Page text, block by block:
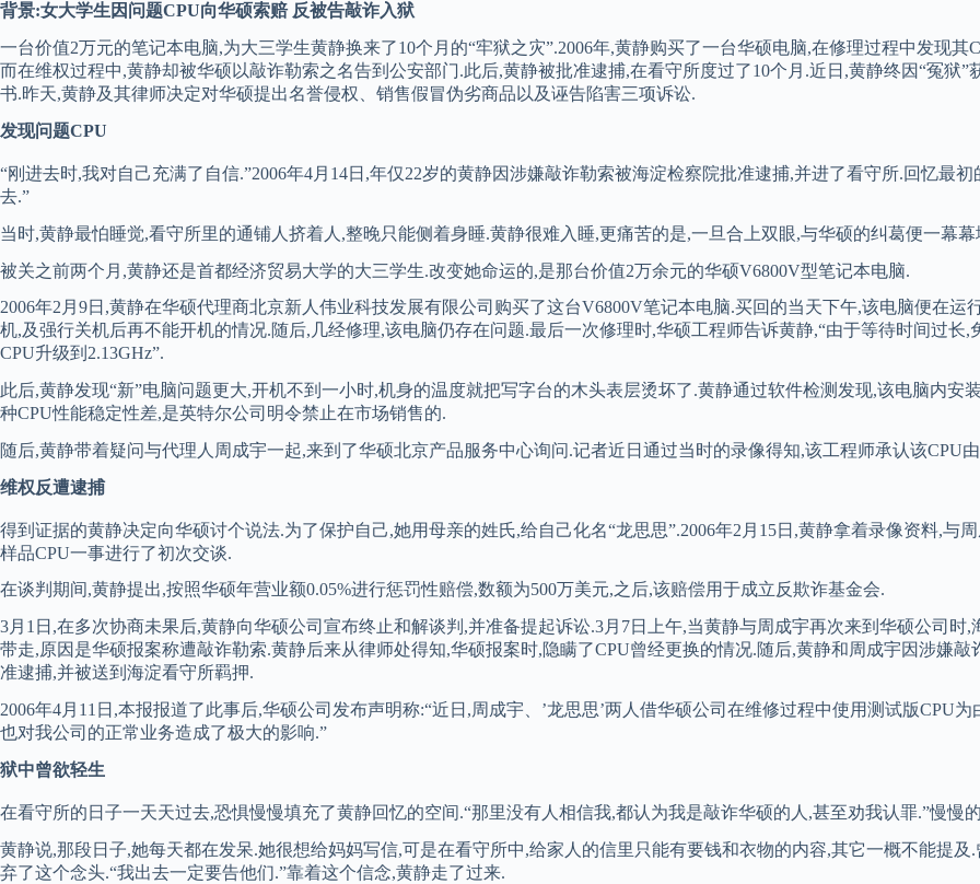
背景:女大学生因问题CPU向华硕索赔 反被告敲诈入狱
一台价值2万元的笔记本电脑,为大三学生黄静换来了10个月的“牢狱之灾”.2006年,黄静购买了一台华硕电脑,在修理过程中发现其
而在维权过程中,黄静却被华硕以敲诈勒索之名告到公安部门.此后,黄静被批准逮捕,在看守所度过了10个月.近日,黄静终因“冤狱”
书.昨天,黄静及其律师决定对华硕提出名誉侵权、销售假冒伪劣商品以及诬告陷害三项诉讼.
发现问题CPU
“刚进去时,我对自己充满了自信.”2006年4月14日,年仅22岁的黄静因涉嫌敲诈勒索被海淀检察院批准逮捕,并进了看守所.回忆最
去.”
当时,黄静最怕睡觉,看守所里的通铺人挤着人,整晚只能侧着身睡.黄静很难入睡,更痛苦的是,一旦合上双眼,与华硕的纠葛便一幕
被关之前两个月,黄静还是首都经济贸易大学的大三学生.改变她命运的,是那台价值2万余元的华硕V6800V型笔记本电脑.
2006年2月9日,黄静在华硕代理商北京新人伟业科技发展有限公司购买了这台V6800V笔记本电脑.买回的当天下午,该电脑便在运
机,及强行关机后再不能开机的情况.随后,几经修理,该电脑仍存在问题.最后一次修理时,华硕工程师告诉黄静,“由于等待时间过长,
CPU升级到2.13GHz”.
此后,黄静发现“新”电脑问题更大,开机不到一小时,机身的温度就把写字台的木头表层烫坏了.黄静通过软件检测发现,该电脑内安
种CPU性能稳定性差,是英特尔公司明令禁止在市场销售的.
随后,黄静带着疑问与代理人周成宇一起,来到了华硕北京产品服务中心询问.记者近日通过当时的录像得知,该工程师承认该CPU
维权反遭逮捕
得到证据的黄静决定向华硕讨个说法.为了保护自己,她用母亲的姓氏,给自己化名“龙思思”.2006年2月15日,黄静拿着录像资料,与
样品CPU一事进行了初次交谈.
在谈判期间,黄静提出,按照华硕年营业额0.05%进行惩罚性赔偿,数额为500万美元,之后,该赔偿用于成立反欺诈基金会.
3月1日,在多次协商未果后,黄静向华硕公司宣布终止和解谈判,并准备提起诉讼.3月7日上午,当黄静与周成宇再次来到华硕公司时,
带走,原因是华硕报案称遭敲诈勒索.黄静后来从律师处得知,华硕报案时,隐瞒了CPU曾经更换的情况.随后,黄静和周成宇因涉嫌敲
准逮捕,并被送到海淀看守所羁押.
2006年4月11日,本报报道了此事后,华硕公司发布声明称:“近日,周成宇、’龙思思’两人借华硕公司在维修过程中使用测试版CPU
也对我公司的正常业务造成了极大的影响.”
狱中曾欲轻生
在看守所的日子一天天过去,恐惧慢慢填充了黄静回忆的空间.“那里没有人相信我,都认为我是敲诈华硕的人,甚至劝我认罪.”慢
黄静说,那段日子,她每天都在发呆.她很想给妈妈写信,可是在看守所中,给家人的信里只能有要钱和衣物的内容,其它一概不能提
弃了这个念头.“我出去一定要告他们.”靠着这个信念,黄静走了过来.